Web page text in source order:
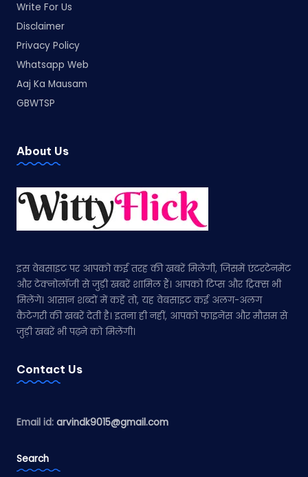
Write For Us
Disclaimer
Privacy Policy
Whatsapp Web
Aaj Ka Mausam
GBWTSP
About Us
इस वेबसाइट पर आपको कई तरह की खबरें मिलेंगी, जिसमें एंटरटेनमेंट
और टेक्नोलॉजी से जुड़ी खबरें शामिल हैं। आपको टिप्स और ट्रिक्स भी
मिलेंगे। आसान शब्दों में कहें तो, यह वेबसाइट कई अलग-अलग
कैटेगरी की खबरें देती है। इतना ही नहीं, आपको फाइनेंस और मौसम से
जुड़ी खबरें भी पढ़ने को मिलेंगी।
Contact Us
Email id: arvindk9015@gmail.com
Search